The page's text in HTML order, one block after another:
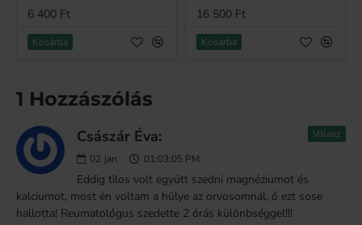
6 400 Ft
Kosárba
16 500 Ft
Kosárba
1 Hozzászólás
Császár Éva:
02 jan. 01:03:05 PM
Válasz
Eddig tilos volt együtt szedni magnéziumot és
kalciumot, most én voltam a hülye az orvosomnál, ő ezt sose
hallotta! Reumatológus szedette 2 órás különbséggel!!!